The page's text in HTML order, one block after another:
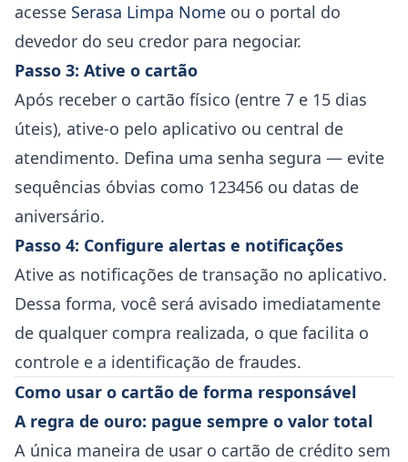
acesse Serasa Limpa Nome ou o portal do
devedor do seu credor para negociar.
Passo 3: Ative o cartão
Após receber o cartão físico (entre 7 e 15 dias
úteis), ative-o pelo aplicativo ou central de
atendimento. Defina uma senha segura — evite
sequências óbvias como 123456 ou datas de
aniversário.
Passo 4: Configure alertas e notificações
Ative as notificações de transação no aplicativo.
Dessa forma, você será avisado imediatamente
de qualquer compra realizada, o que facilita o
controle e a identificação de fraudes.
Como usar o cartão de forma responsável
A regra de ouro: pague sempre o valor total
A única maneira de usar o cartão de crédito sem